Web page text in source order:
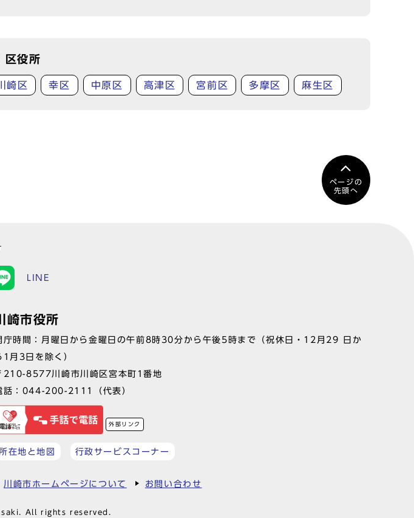
区役所
崎区 幸区 中原区 高津区 宮前区 多摩区 麻生区
ページの
先頭へ
LINE
崎市役所
庁時間：月曜日から金曜日の午前8時30分から午後5時まで（祝休日・12月29 日か
1月3日を除く）
210-8577川崎市川崎区宮本町1番地
話： 044-200-2111 （代表）
外部リンク
在地と地図 行政サービスコーナー
川崎市ホームページについて お問い合わせ
All rights reserved.